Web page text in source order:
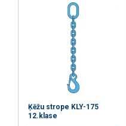
Ķēžu strope KLY-175
12.klase
Funkcionalitātes